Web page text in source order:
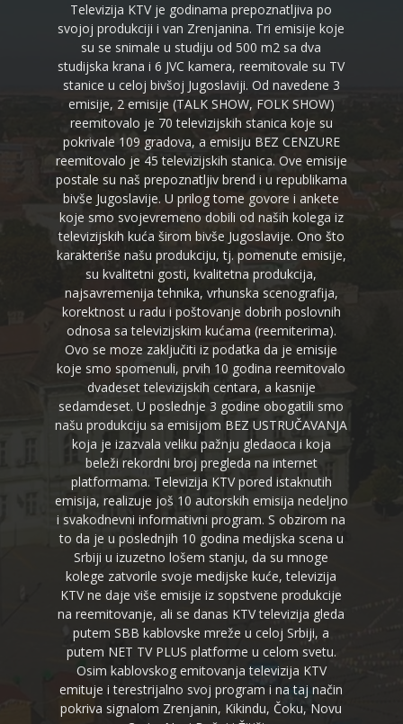
Televizija KTV je godinama prepoznatljiva po
svojoj produkciji i van Zrenjanina. Tri emisije koje
su se snimale u studiju od 500 m2 sa dva
studijska krana i 6 JVC kamera, reemitovale su TV
stanice u celoj bivšoj Jugoslaviji. Od navedene 3
emisije, 2 emisije (TALK SHOW, FOLK SHOW)
reemitovalo je 70 televizijskih stanica koje su
pokrivale 109 gradova, a emisiju BEZ CENZURE
reemitovalo je 45 televizijskih stanica. Ove emisije
postale su naš prepoznatljiv brend i u republikama
bivše Jugoslavije. U prilog tome govore i ankete
koje smo svojevremeno dobili od naših kolega iz
televizijskih kuća širom bivše Jugoslavije. Ono što
karakteriše našu produkciju, tj. pomenute emisije,
su kvalitetni gosti, kvalitetna produkcija,
najsavremenija tehnika, vrhunska scenografija,
korektnost u radu i poštovanje dobrih poslovnih
odnosa sa televizijskim kućama (reemiterima).
Ovo se moze zaključiti iz podatka da je emisije
koje smo spomenuli, prvih 10 godina reemitovalo
dvadeset televizijskih centara, a kasnije
sedamdeset. U poslednje 3 godine obogatili smo
našu produkciju sa emisijom BEZ USTRUČAVANJA
koja je izazvala veliku pažnju gledaoca i koja
beleži rekordni broj pregleda na internet
platformama. Televizija KTV pored istaknutih
emisija, realizuje još 10 autorskih emisija nedeljno
i svakodnevni informativni program. S obzirom na
to da je u poslednjih 10 godina medijska scena u
Srbiji u izuzetno lošem stanju, da su mnoge
kolege zatvorile svoje medijske kuće, televizija
KTV ne daje više emisije iz sopstvene produkcije
na reemitovanje, ali se danas KTV televizija gleda
putem SBB kablovske mreže u celoj Srbiji, a
putem NET TV PLUS platforme u celom svetu.
Osim kablovskog emitovanja televizija KTV
emituje i terestrijalno svoj program i na taj način
pokriva signalom Zrenjanin, Kikindu, Čoku, Novu